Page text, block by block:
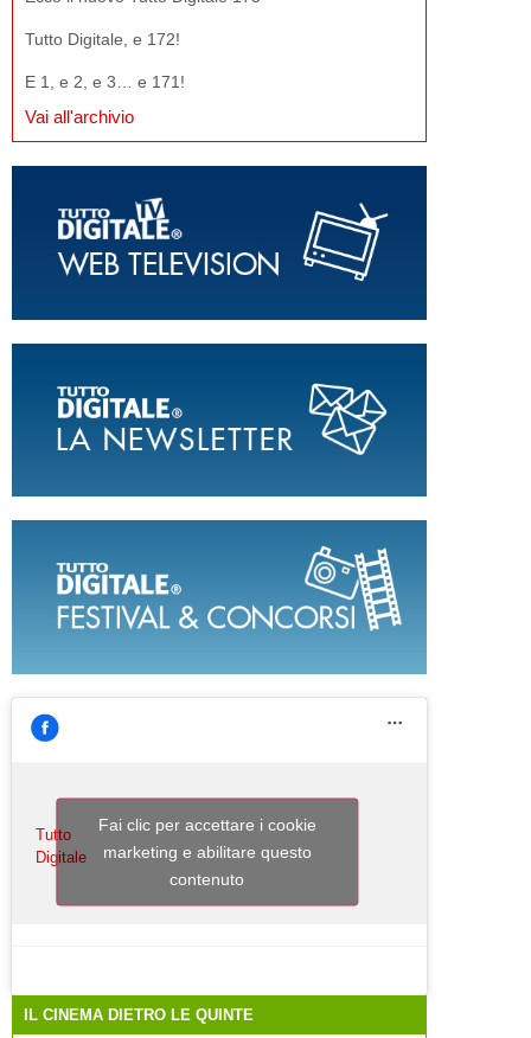
Tutto Digitale, e 172!
E 1, e 2, e 3… e 171!
Vai all'archivio
Tutto
Digitale
Fai clic per accettare i cookie
marketing e abilitare questo
contenuto
IL CINEMA DIETRO LE QUINTE